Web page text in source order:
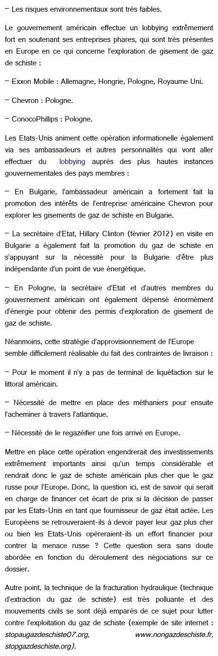
– Les risques environnementaux sont très faibles.
Le gouvernement américain effectue un lobbying extrêmement
fort en soutenant ses entreprises phares, qui sont très présentes
en Europe en ce qui concerne l’exploration de gisement de gaz
de schiste :
– Exxon Mobile : Allemagne, Hongrie, Pologne, Royaume Uni.
– Chevron : Pologne.
– ConocoPhillips : Pologne.
Les Etats-Unis animent cette opération informationelleégalement
via ses ambassadeurs et autres personnalités qui vont aller
effectuer du lobbying auprès des plus hautes instances
gouvernementales des pays membres :
– En Bulgarie, l’ambassadeur américain a fortement fait la
promotion des intérêts de l’entreprise américaine Chevron pour
explorer les gisements de gaz de schiste en Bulgarie.
– La secrétaire d’Etat, Hillary Clinton (février 2012) en visite en
Bulgarie a également fait la promotion du gaz de schiste en
s’appuyant sur la nécessité pour la Bulgarie d’être plus
indépendante d’un point de vue énergétique.
– En Pologne, la secrétaire d’Etat et d’autres membres du
gouvernement américain ont également dépensé énormément
d’énergie pour obtenir des permis d’exploration de gisement de
gaz de schiste.
Néanmoins, cette stratégie d’approvisionnement de l’Europe
semble difficilement réalisable du fait des contraintes de livraison :
– Pour le moment il n’y a pas de terminal de liquéfaction sur le
littoral américain.
– Nécessité de mettre en place des méthaniers pour ensuite
l’acheminer à travers l’atlantique.
– Nécessité de le regazéifier une fois arrivé en Europe.
Mettre en place cette opération engendrerait des investissements
extrêmement importants ainsi qu’un temps considérable et
rendrait donc le gaz de schiste américain plus cher que le gaz
russe pour l’Europe. Donc, la question ici, est de savoir qui serait
en charge de financer cet écart de prix si la décision de passer
par les Etats-Unis en tant que fournisseur de gaz était actée. Les
Européens se retrouveraient-ils à devoir payer leur gaz plus cher
ou bien les Etats-Unis opèreraient-ils un effort financier pour
contrer la menace russe ? Cette question sera sans doute
abordée en fonction du déroulement des négociations sur ce
dossier.
Autre point, la technique de la fracturation hydraulique (technique
d’extraction du gaz de schiste) est très polluante et des
mouvements civils se sont déjà emparés de ce sujet pour lutter
contre l’exploitation du gaz de schiste (exemple de site internet :
stopaugazdeschiste07.org, www.nongazdeschiste.fr,
stopgazdeschiste.org).